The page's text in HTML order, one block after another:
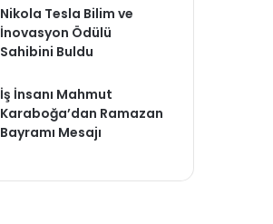
Nikola Tesla Bilim ve
İnovasyon Ödülü
Sahibini Buldu
İş İnsanı Mahmut
Karaboğa’dan Ramazan
Bayramı Mesajı